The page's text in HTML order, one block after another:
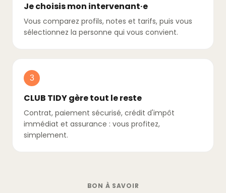
Je choisis mon intervenant·e
Vous comparez profils, notes et tarifs, puis vous
sélectionnez la personne qui vous convient.
3
CLUB TIDY gère tout le reste
Contrat, paiement sécurisé, crédit d'impôt
immédiat et assurance : vous profitez,
simplement.
BON À SAVOIR